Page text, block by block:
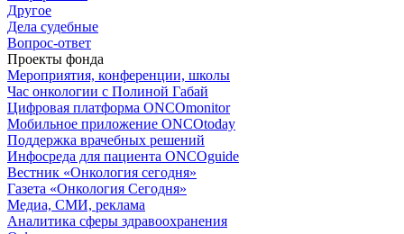
Другое
Дела судебные
Вопрос-ответ
Проекты фонда
Мероприятия, конференции, школы
Час онкологии с Полиной Габай
Цифровая платформа ONCOmonitor
Мобильное приложение ONCOtoday
Поддержка врачебных решений
Инфосреда для пациента ONCOguide
Вестник «Онкология сегодня»
Газета «Онкология Сегодня»
Медиа, СМИ, реклама
Аналитика сферы здравоохранения